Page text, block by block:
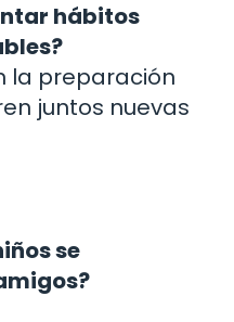
hábitos
la preparación
juntos nuevas
se